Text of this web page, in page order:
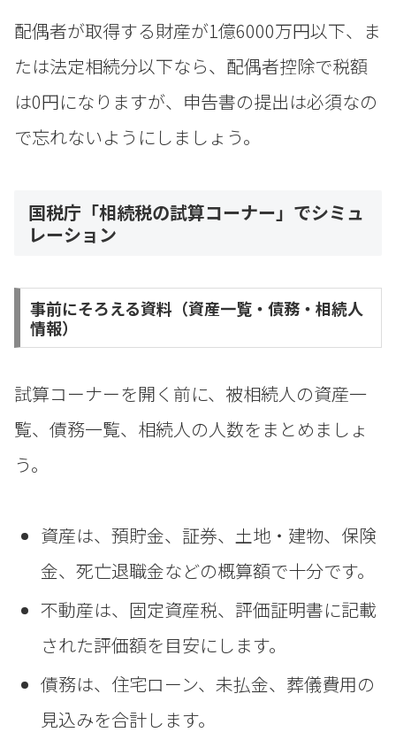
配偶者が取得する財産が1億6000万円以下、ま
たは法定相続分以下なら、配偶者控除で税額
は0円になりますが、申告書の提出は必須なの
で忘れないようにしましょう。
国税庁「相続税の試算コーナー」でシミュ
レーション
事前にそろえる資料（資産一覧・債務・相続人
情報）
試算コーナーを開く前に、被相続人の資産一
覧、債務一覧、相続人の人数をまとめましょ
う。
資産は、預貯金、証券、土地・建物、保険
金、死亡退職金などの概算額で十分です。
不動産は、固定資産税、評価証明書に記載
された評価額を目安にします。
債務は、住宅ローン、未払金、葬儀費用の
見込みを合計します。